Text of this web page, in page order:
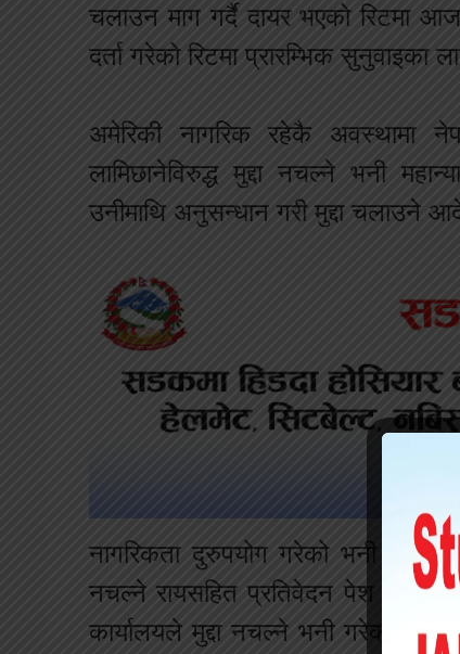
चलाउन माग गर्दै दायर भएको रिटमा
दर्ता गरेको रिटमा प्रारम्भिक सुनुवाइका
अमेरिकी नागरिक रहेकै अवस्थामा
लामिछानेविरुद्ध मुद्दा नचल्ने भनी
उनीमाथि अनुसन्धान गरी मुद्दा चलाउने
नागरिकता दुरुपयोग गरेको भनी परेको
नचल्ने रायसहित प्रतिवेदन पेश गरेको
कार्यालयले मुद्दा नचल्ने भनी गरेको